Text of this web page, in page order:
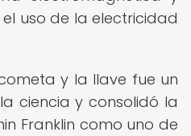
uso de la electricidad
y la llave fue un
ciencia y consolidó la
Franklin como uno de